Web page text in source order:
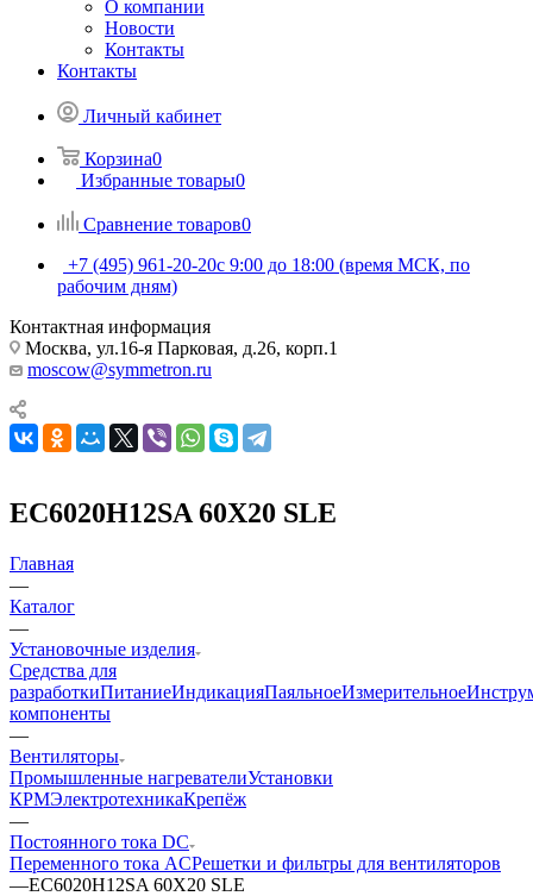
О компании
Новости
Контакты
Контакты
Личный кабинет
Корзина0
Избранные товары0
Сравнение товаров0
+7 (495) 961-20-20с 9:00 до 18:00 (время МСК, по
рабочим дням)
Контактная информация
Москва, ул.16-я Парковая, д.26, корп.1
moscow@symmetron.ru
EC6020H12SA 60X20 SLE
Главная
—
Каталог
—
Установочные изделия
Средства для
разработкиПитаниеИндикацияПаяльноеИзмерительное
компоненты
—
Вентиляторы
Промышленные нагревателиУстановки
КРМЭлектротехникаКрепёж
—
Постоянного тока DC
Переменного тока ACРешетки и фильтры для вентиляторов
—EC6020H12SA 60X20 SLE